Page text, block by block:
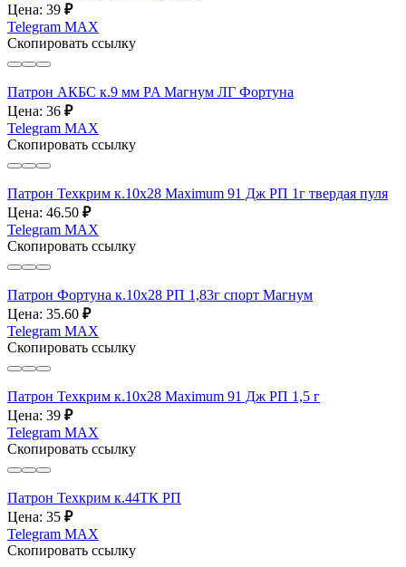
Цена: 39 ₽
Telegram MAX
Скопировать ссылку
Патрон АКБС к.9 мм PA Магнум ЛГ Фортуна
Цена: 36 ₽
Telegram MAX
Скопировать ссылку
Патрон Техкрим к.10х28 Maximum 91 Дж РП 1г твердая пуля
Цена: 46.50 ₽
Telegram MAX
Скопировать ссылку
Патрон Фортуна к.10х28 РП 1,83г спорт Магнум
Цена: 35.60 ₽
Telegram MAX
Скопировать ссылку
Патрон Техкрим к.10х28 Maximum 91 Дж РП 1,5 г
Цена: 39 ₽
Telegram MAX
Скопировать ссылку
Патрон Техкрим к.44ТК РП
Цена: 35 ₽
Telegram MAX
Скопировать ссылку